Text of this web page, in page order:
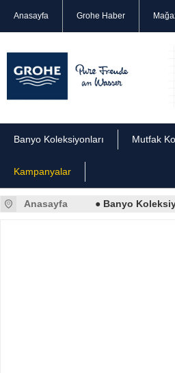
Anasayfa Grohe Haber
Banyo Koleksiyonları Mutfak
Kampanyalar
Anasayfa ● Banyo